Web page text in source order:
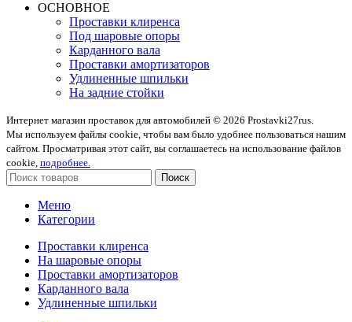
ОСНОВНОЕ
Проставки клиренса
Под шаровые опоры
Карданного вала
Проставки амортизаторов
Удлиненные шпильки
На задние стойки
Интернет магазин проставок для автомобилей © 2026 Prostavki27rus.
Мы используем файлы cookie, чтобы вам было удобнее пользоваться нашим
сайтом. Просматривая этот сайт, вы соглашаетесь на использование файлов
cookie, подробнее.
Поиск
Меню
Категории
Проставки клиренса
На шаровые опоры
Проставки амортизаторов
Карданного вала
Удлиненные шпильки